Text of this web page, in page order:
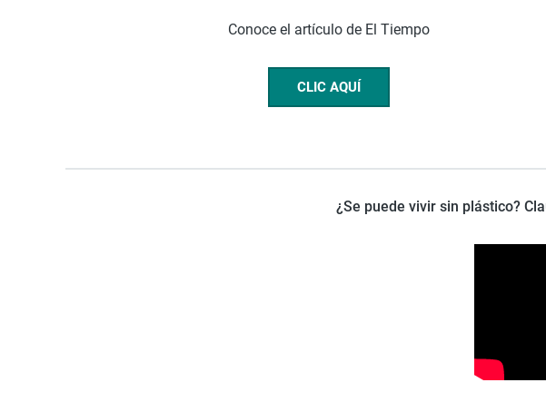
Conoce el artículo de El Tiempo
CLIC AQUÍ
¿Se puede vivir sin plástico?